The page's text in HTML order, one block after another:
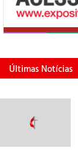
Últimas Notícias